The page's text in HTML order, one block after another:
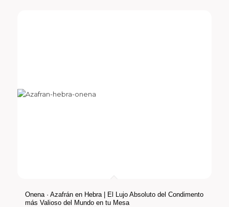
Onena · Azafrán en Hebra | El Lujo Absoluto del Condimento
más Valioso del Mundo en tu Mesa